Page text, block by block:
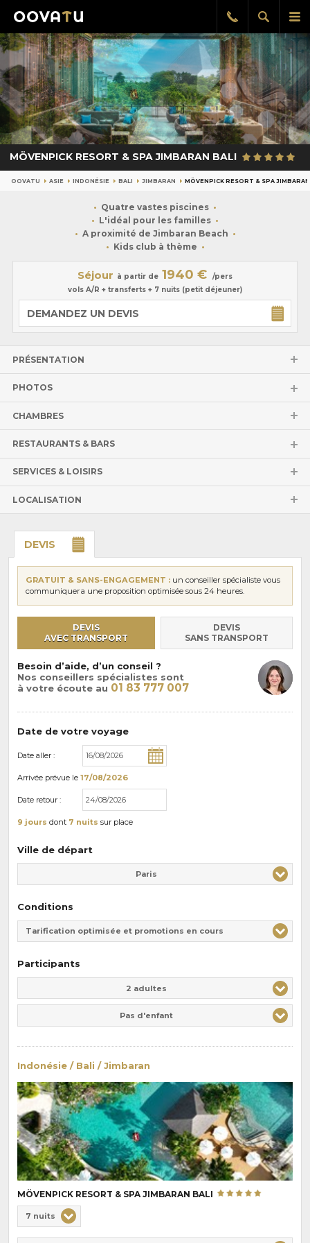
le
Afficher
la
Rappel
gratuit
MÖVENPICK RESORT & SPA JIMBARAN BALI
OOVATU ASIE INDONÉSIE BALI JIMBARAN MÖVENPICK RESORT & SPA
Quatre vastes piscines
L'idéal pour les familles
A proximité de Jimbaran Beach
Kids club à thème
Séjour à partir de 1940 €
/pers
vols A/R + transferts + 7 nuits (petit déjeuner)
DEMANDEZ UN DEVIS
PRÉSENTATION
PHOTOS
CHAMBRES
RESTAURANTS & BARS
SERVICES & LOISIRS
LOCALISATION
DEVIS
GRATUIT & SANS-ENGAGEMENT : un conseiller spécialiste vous
communiquera une proposition optimisée sous 24 heures.
DEVIS
AVEC TRANSPORT
DEVIS
SANS TRANSPORT
Besoin d’aide, d’un conseil ?
Nos conseillers spécialistes sont
à votre écoute au 01 83 777 007
Date de votre voyage
Date aller :
Arrivée prévue le 17/08/2026
Date retour :
9 jours dont 7 nuits sur place
Ville de départ
Paris
Conditions
Tarification optimisée et promotions en cours
Participants
2 adultes
Pas d'enfant
Indonésie / Bali / Jimbaran
MÖVENPICK RESORT & SPA JIMBARAN BALI
de
Durée
7 nuits